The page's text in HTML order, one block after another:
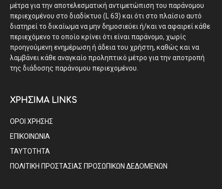
μέτρα για την αποτελεσματική αντιμετώπιση του παράνομου
περιεχομένου στο διαδίκτυο (L 63) και ότι στο πλαίσιο αυτό
διατηρεί το δικαίωμα να μην δημοσιεύει ή/και να αφαιρεί κάθε
περιεχόμενο το οποίο κρίνει ότι είναι παράνομο, χωρίς
προηγούμενη ενημέρωση ή άδεια του χρήστη, καθώς και να
λαμβάνει κάθε αναγκαίο προληπτικό μέτρο για την αποτροπή
της διάδοσης παράνομου περιεχομένου.
ΧΡΗΣΙΜΑ LINKS
ΟΡΟΙ ΧΡΗΣΗΣ
ΕΠΙΚΟΙΝΩΝΙΑ
ΤΑΥΤΟΤΗΤΑ
ΠΟΛΙΤΙΚΗ ΠΡΟΣΤΑΣΙΑΣ ΠΡΟΣΩΠΙΚΩΝ ΔΕΔΟΜΕΝΩΝ